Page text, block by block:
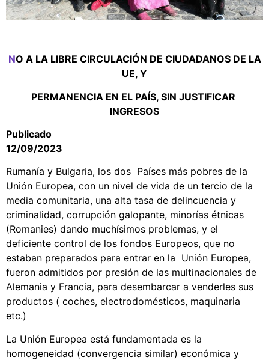
NO A LA LIBRE CIRCULACIÓN DE CIUDADANOS DE LA
UE, Y
PERMANENCIA EN EL PAÍS, SIN JUSTIFICAR
INGRESOS
Publicado
12/09/2023
Rumanía y Bulgaria, los dos Países más pobres de la
Unión Europea, con un nivel de vida de un tercio de la
media comunitaria, una alta tasa de delincuencia y
criminalidad, corrupción galopante, minorías étnicas
(Romanies) dando muchísimos problemas, y el
deficiente control de los fondos Europeos, que no
estaban preparados para entrar en la Unión Europea,
fueron admitidos por presión de las multinacionales de
Alemania y Francia, para desembarcar a venderles sus
productos ( coches, electrodomésticos, maquinaria
etc.)
La Unión Europea está fundamentada es la
homogeneidad (convergencia similar) económica y